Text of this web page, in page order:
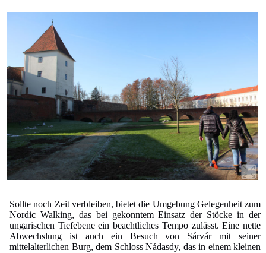
Sollte noch Zeit verbleiben, bietet die Umgebung Gelegenheit zum
Nordic Walking, das bei gekonntem Einsatz der Stöcke in der
ungarischen Tiefebene ein beachtliches Tempo zulässt. Eine nette
Abwechslung ist auch ein Besuch von Sárvár mit seiner
mittelalterlichen Burg, dem Schloss Nádasdy, das in einem kleinen